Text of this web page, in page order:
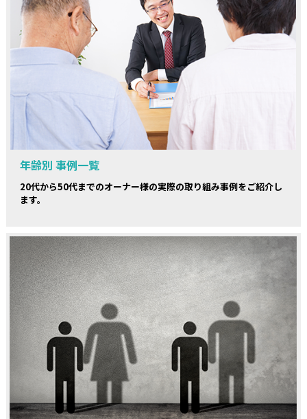
年齢別 事例一覧
20代から50代までのオーナー様の実際の取り組み事例をご紹介し
ます。